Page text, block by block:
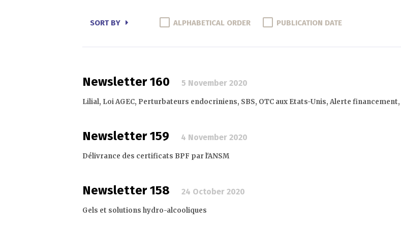
SORT BY ALPHABETICAL ORDER PUBLICATION DATE
Newsletter 160 5 November 2020
Lilial, Loi AGEC, Perturbateurs endocriniens, SBS, OTC aux Etats-Unis, Alerte
Newsletter 159 4 November 2020
Délivrance des certificats BPF par l'ANSM
Newsletter 158 24 October 2020
Gels et solutions hydro-alcooliques